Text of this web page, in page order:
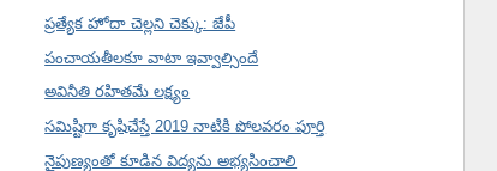
ప్రత్యేక హోదా చెల్లని చెక్కు: జేపీ
పంచాయతీలకూ వాటా ఇవ్వాల్సిందే
అవినీతి రహితమే లక్ష్యం
సమిష్టిగా కృషిచేస్తే 2019 నాటికి పోలవరం పూర్తి
నైపుణ్యంతో కూడిన విద్యను అభ్యసించాలి